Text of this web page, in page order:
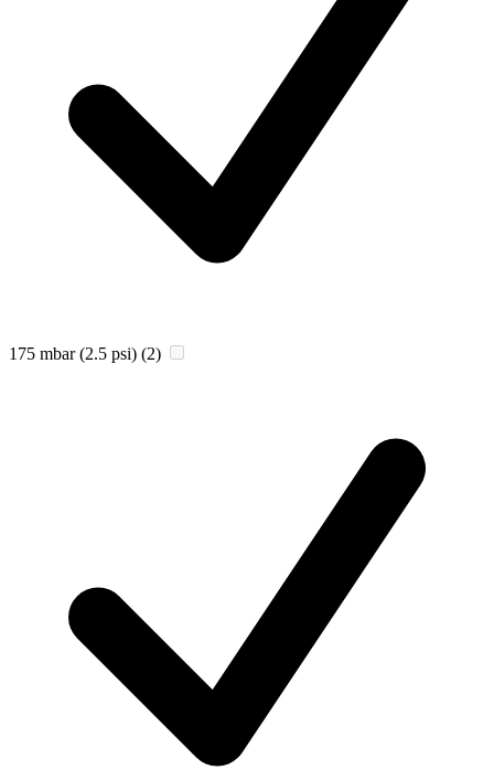
175 mbar (2.5 psi) (2)